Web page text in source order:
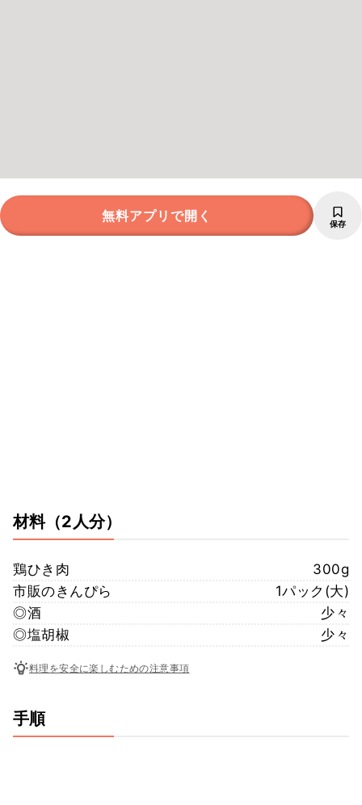
無料アプリで開く 保存
材料（2人分）
鶏ひき肉
300g
市販のきんぴら
1パック(大)
◎酒
少々
◎塩胡椒
少々
料理を安全に楽しむための注意事項
手順